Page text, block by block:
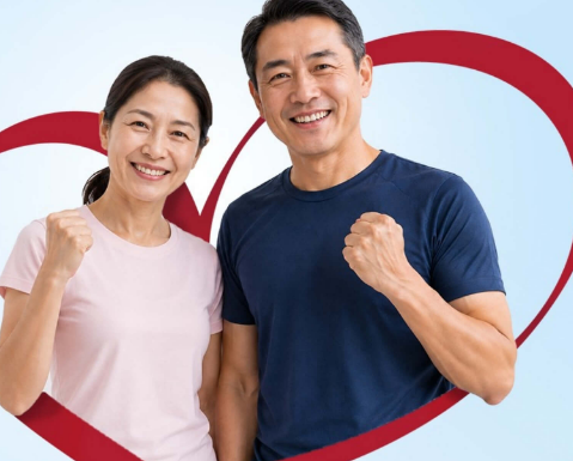
số , đặt muaGÓI DỊCH VỤhoặc đặt
động trên ứng dụng My Vinmec để quản lý, theo dõi
Chia sẻ
Ớn lạnh Nguyên nhân ớn lạnh